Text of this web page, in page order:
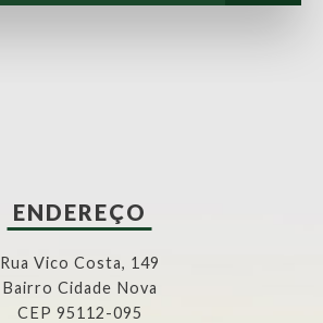
ENDEREÇO
Rua Vico Costa, 149
Bairro Cidade Nova
CEP 95112-095